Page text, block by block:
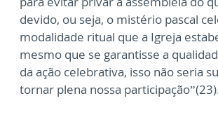
devido, ou seja, o mistério pascal
modalidade ritual que a Igreja
mesmo que se garantisse a
da ação celebrativa, isso não seria
tornar plena nossa